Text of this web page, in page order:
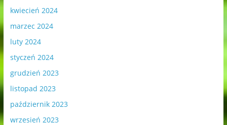
kwiecień 2024
marzec 2024
luty 2024
styczeń 2024
grudzień 2023
listopad 2023
październik 2023
wrzesień 2023